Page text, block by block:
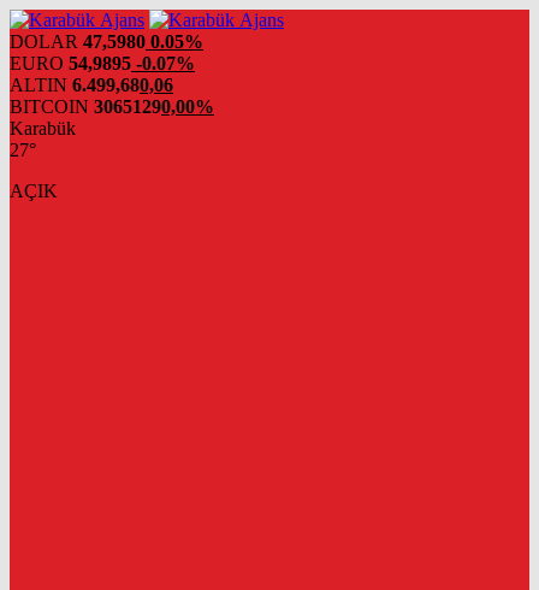
DOLAR 47,5980 0.05%
EURO 54,9895 -0.07%
ALTIN 6.499,680,06
BITCOIN 30651290,00%
Karabük
27°
AÇIK